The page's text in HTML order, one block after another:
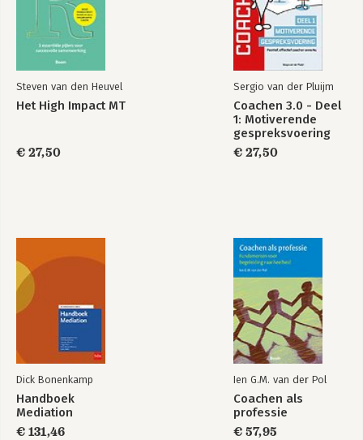
Steven van den Heuvel
Het High Impact MT
€ 27,50
Sergio van der Pluijm
Coachen 3.0 - Deel
1: Motiverende
gespreksvoering
€ 27,50
Dick Bonenkamp
Handboek
Mediation
€ 131,46
Ien G.M. van der Pol
Coachen als
professie
€ 57,95